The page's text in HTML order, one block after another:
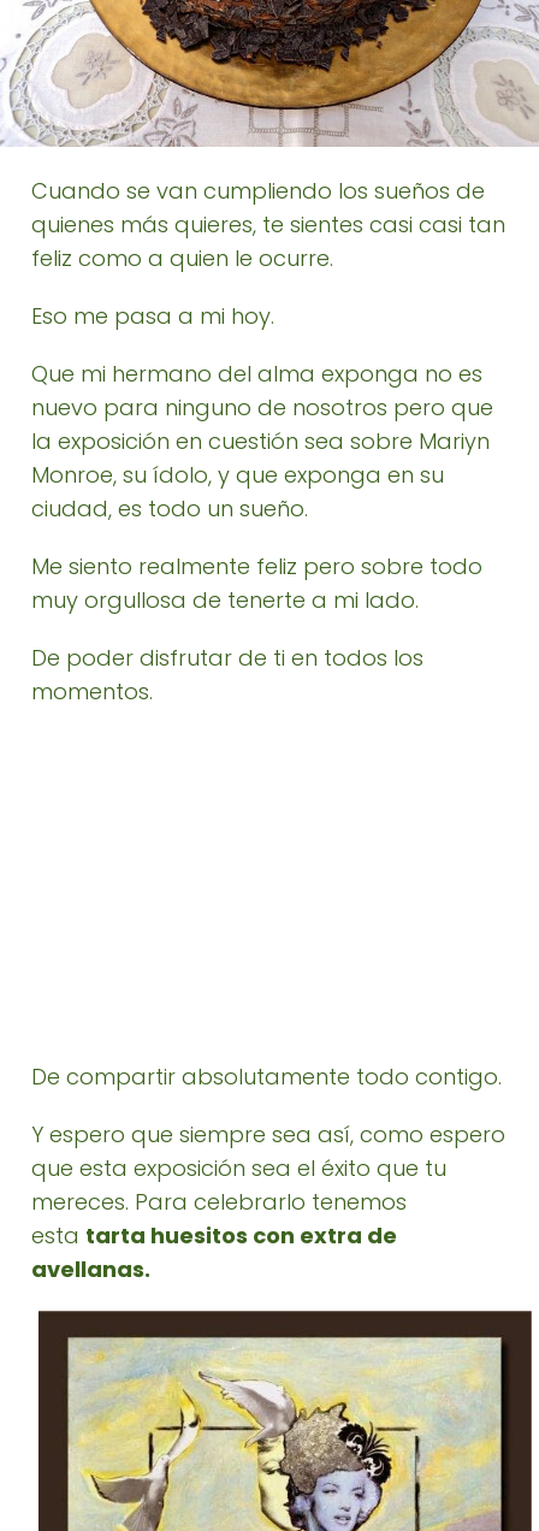
Cuando se van cumpliendo los sueños de
quienes más quieres, te sientes casi casi tan
feliz como a quien le ocurre.
Eso me pasa a mi hoy.
Que mi hermano del alma exponga no es
nuevo para ninguno de nosotros pero que
la exposición en cuestión sea sobre Mariyn
Monroe, su ídolo, y que exponga en su
ciudad, es todo un sueño.
Me siento realmente feliz pero sobre todo
muy orgullosa de tenerte a mi lado.
De poder disfrutar de ti en todos los
momentos.
De compartir absolutamente todo contigo.
Y espero que siempre sea así, como espero
que esta exposición sea el éxito que tu
mereces. Para celebrarlo tenemos
esta tarta huesitos con extra de
avellanas.